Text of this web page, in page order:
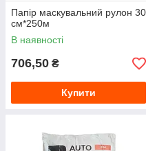
Папір маскувальний рулон 30
см*250м
В наявності
706,50 ₴
Купити